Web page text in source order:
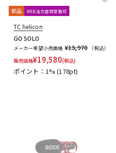
新品 WEB注文店頭受取可
TC helicon
GO SOLO
メーカー希望小売価格 ¥13,970
（税込）
販売価格¥19,580(税込)
ポイント：1%(178pt)